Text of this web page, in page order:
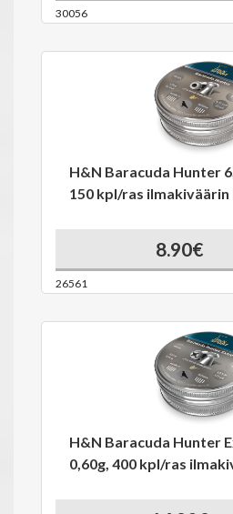
30056
H&N Baracuda Hunter
150 kpl/ras
8.90€
26561
H&N Baracuda Hunter
0,60g, 400 kpl/ras